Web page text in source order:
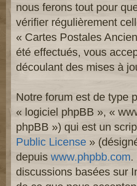
nous ferons tout pour
vérifier régulièrement
« Cartes Postales
été effectués, vous
découlant des mises à
Notre forum est de type
« logiciel phpBB », «
phpBB ») qui est un
Public License »
depuis www.phpbb.com.
discussions basées sur